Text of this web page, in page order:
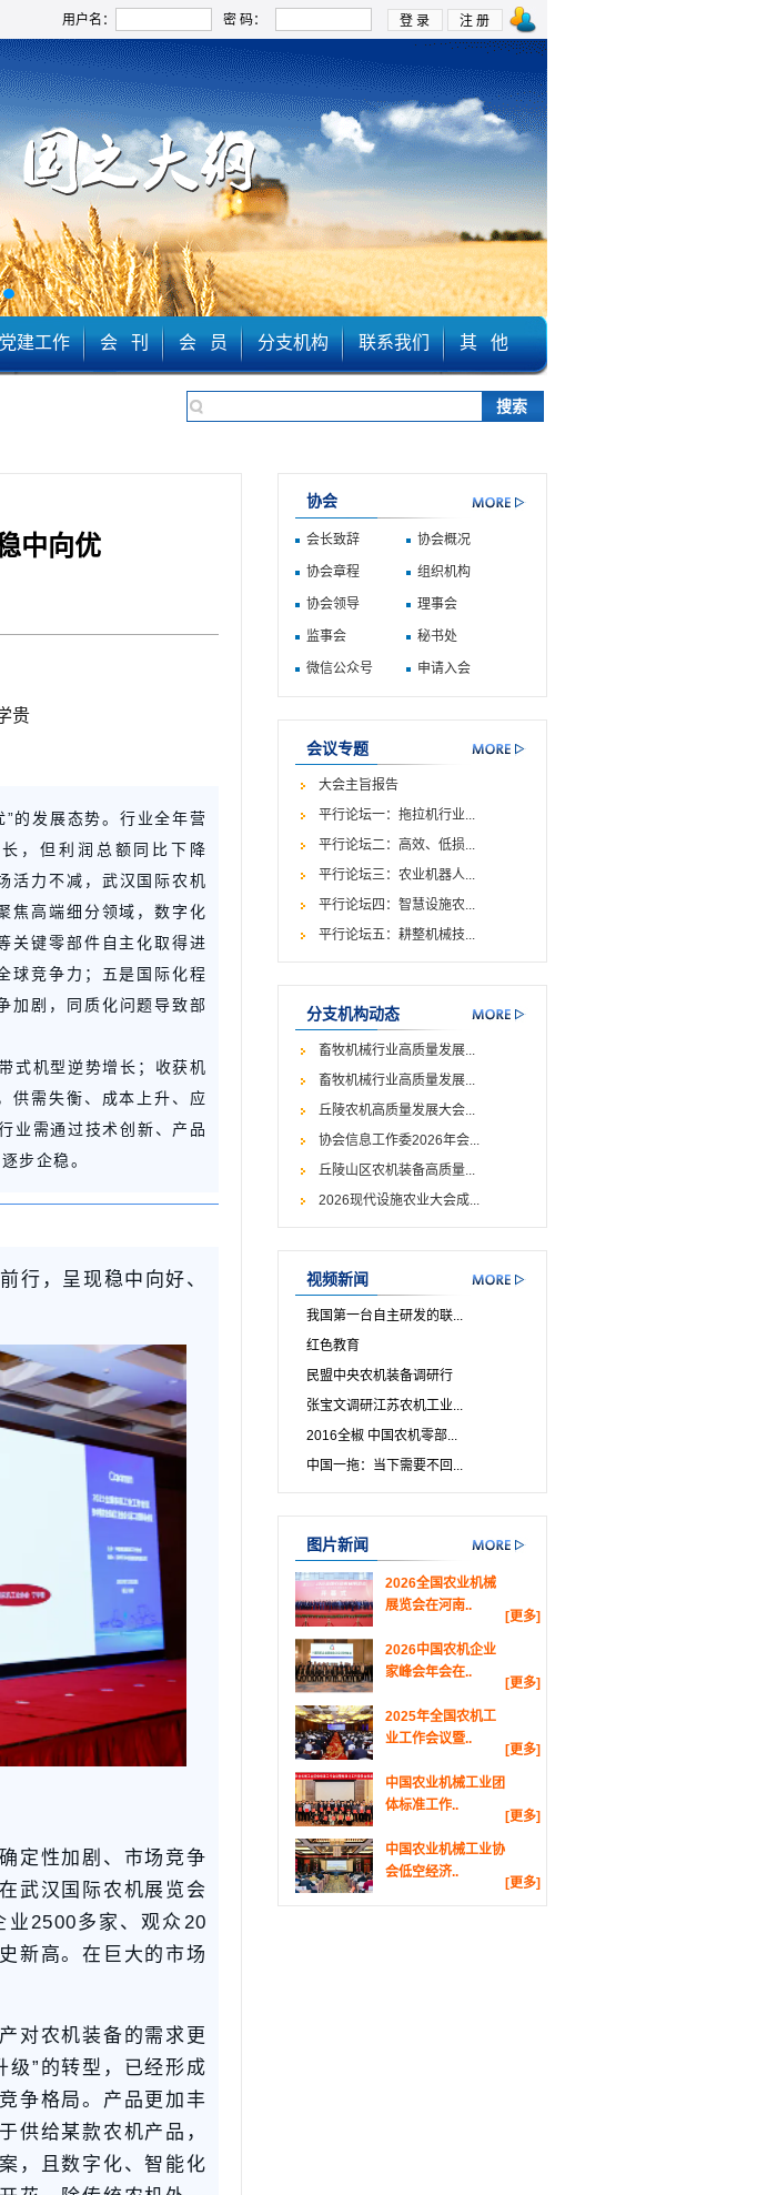
用户名： 密 码：
建工作 会 刊 会 员 分支机构 联系我们 其 他
中向优
贵
的发展态势。行业全年营
，但利润总额同比下降
活力不减，武汉国际农机
焦高端细分领域，数字化
关键零部件自主化取得进
球竞争力；五是国际化程
加剧，同质化问题导致部
式机型逆势增长；收获机
供需失衡、成本上升、应
业需通过技术创新、产品
步企稳。
行，呈现稳中向好、
定性加剧、市场竞争
武汉国际农机展览会
业2500多家、观众20
新高。在巨大的市场
对农机装备的需求更
级”的转型，已经形成
争格局。产品更加丰
供给某款农机产品，
，且数字化、智能化
协会
会长致辞 协会概况
协会章程 组织机构
协会领导 理事会
监事会 秘书处
微信公众号 申请入会
会议专题
大会主旨报告
平行论坛一：拖拉机行业...
平行论坛二：高效、低损...
平行论坛三：农业机器人...
平行论坛四：智慧设施农...
平行论坛五：耕整机械技...
分支机构动态
畜牧机械行业高质量发展...
畜牧机械行业高质量发展...
丘陵农机高质量发展大会...
协会信息工作委2026年会...
丘陵山区农机装备高质量...
2026现代设施农业大会成...
视频新闻
我国第一台自主研发的联...
红色教育
民盟中央农机装备调研行
张宝文调研江苏农机工业...
2016全椒 中国农机零部...
中国一拖：当下需要不回...
图片新闻
[更多]
2026全国农业机械
展览会在河南..
[更多]
2026中国农机企业
家峰会年会在..
[更多]
2025年全国农机工
业工作会议暨..
[更多]
中国农业机械工业团
体标准工作..
[更多]
中国农业机械工业协
会低空经济..